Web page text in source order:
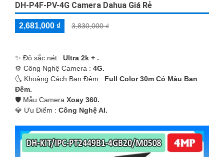
DH-P4F-PV-4G Camera Dahua Giá Rẻ
2,681,000 ₫ 3,830,000 ₫
✨ Độ sắc nét : Ultra 2k + .
⚙ Công Nghệ Camera : 4G.
🌜 Khoảng Cách Ban Đêm : Full Color 30m Có Màu Ban
Ðêm.
🛡 Mẫu Camera Xoay 360.
️💎 Ưu Điểm : Công Nghệ AI.